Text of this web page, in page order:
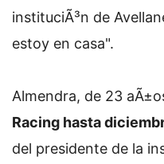
instituciÃ³n de
estoy en casa".
Almendra, de 23
Racing hasta
del presidente de la